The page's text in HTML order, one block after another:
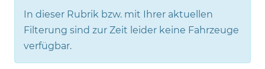
In dieser Rubrik bzw. mit Ihrer aktuellen
Filterung sind zur Zeit leider keine Fahrzeuge
verfügbar.